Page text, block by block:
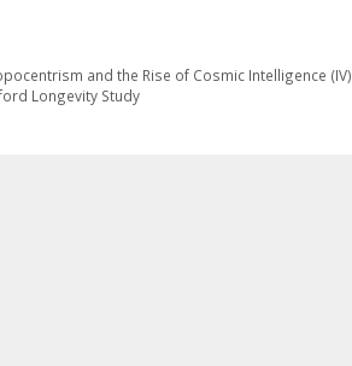
and the Rise of Cosmic Intelligence (IV)
Longevity Study